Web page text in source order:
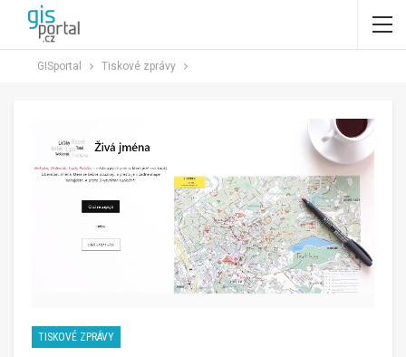
GISportal Tiskové zprávy
TISKOVÉ ZPRÁVY